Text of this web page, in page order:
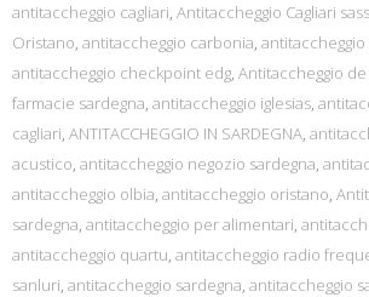
antitaccheggio cagliari, Antitaccheggio Cagliari
Oristano, antitaccheggio carbonia,
antitaccheggio checkpoint edg, Antitaccheggio de
farmacie sardegna, antitaccheggio iglesias,
cagliari, ANTITACCHEGGIO IN SARDEGNA,
acustico, antitaccheggio negozio sardegna,
antitaccheggio olbia, antitaccheggio oristano,
sardegna, antitaccheggio per alimentari,
antitaccheggio quartu, antitaccheggio radio
sanluri, antitaccheggio sardegna, antitaccheggio